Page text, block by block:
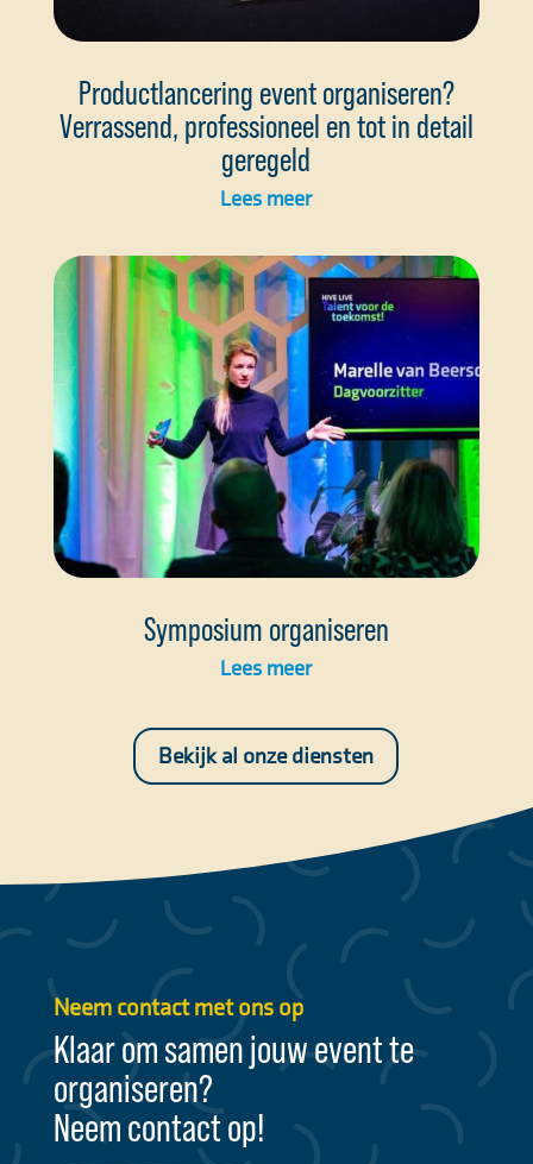
Productlancering event organiseren?
Verrassend, professioneel en tot in detail
geregeld
Lees meer
Symposium organiseren
Lees meer
Bekijk al onze diensten
Neem contact met ons op
Klaar om samen jouw event te
organiseren?
Neem contact op!